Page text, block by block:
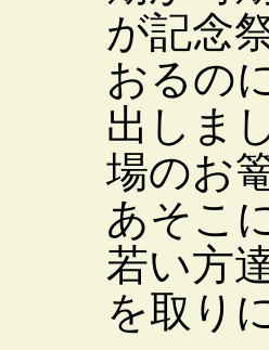
が記念
おるの
出しま
場のお
あそこ
若い方
を取り